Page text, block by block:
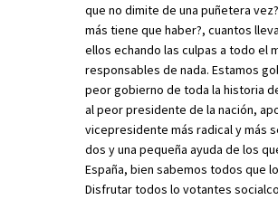
que no dimite de una puñetera
más tiene que haber?, cuantos
ellos echando las culpas a todo el
responsables de nada. Estamos
peor gobierno de toda la historia
al peor presidente de la nación,
vicepresidente más radical y más
dos y una pequeña ayuda de los
España, bien sabemos todos que
Disfrutar todos lo votantes